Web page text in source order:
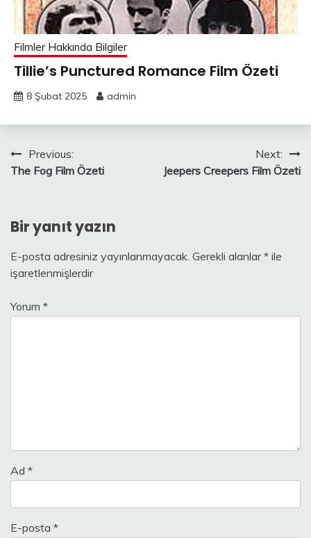
Filmler Hakkında Bilgiler
Tillie’s Punctured Romance Film Özeti
8 Şubat 2025 admin
Yazı
gezinmesi
Previous:
The Fog Film Özeti
Next:
Jeepers Creepers Film Özeti
Bir yanıt yazın
E-posta adresiniz yayınlanmayacak. Gerekli alanlar* ile
işaretlenmişlerdir
Yorum *
Ad *
E-posta *